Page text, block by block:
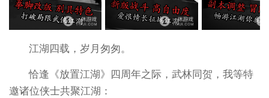
江湖四载，岁月匆匆。
恰逢《放置江湖》四周年之际，武林同贺，我等特
邀诸位侠士共聚江湖：